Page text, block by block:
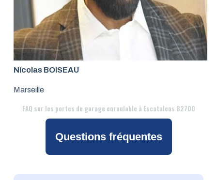
Nicolas BOISEAU
Marseille
FAQ sur les portes de garage enroulable à Escatalens 82700
Questions fréquentes